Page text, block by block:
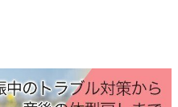
まうこともあるかもしれませ
う話したけれど、ちょっと調